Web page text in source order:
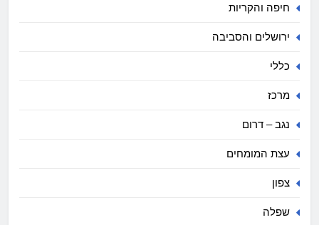
חיפה והקריות
ירושלים והסביבה
כללי
מרכז
נגב – דרום
עצת המומחים
צפון
שפלה